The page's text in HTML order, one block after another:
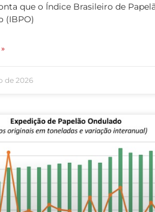
que o Índice Brasileiro de
(IBPO)
de 2026